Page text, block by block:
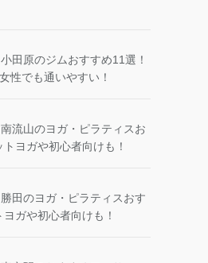
田原のジムおすすめ11選！
性でも通いやすい！
南流山のヨガ・ピラティスお
ヨガや初心者向けも！
勝田のヨガ・ピラティスおす
ガや初心者向けも！